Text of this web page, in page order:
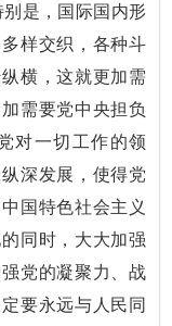
是，国际国内形
样交织，各种斗
横，这就更加需
需要党中央担负
对一切工作的领
深发展，使得党
国特色社会主义
同时，大大加强
党的凝聚力、战
要永远与人民同